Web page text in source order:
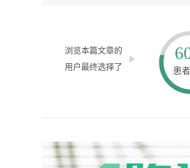
浏览本篇文章的
用户最终选择了
患